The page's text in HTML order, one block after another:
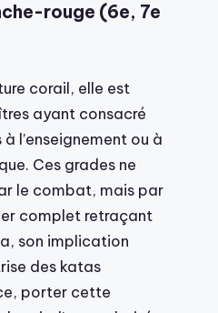
rouge (6e, 7e
corail, elle est
ayant consacré
l’enseignement ou à
Ces grades ne
le combat, mais par
complet retraçant
son implication
des katas
porter cette